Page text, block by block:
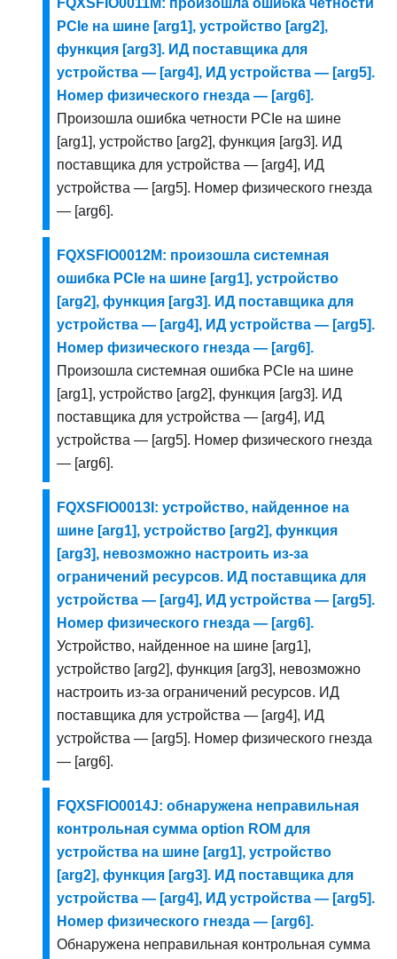
FQXSFIO0011M: произошла ошибка четности
PCIe на шине [arg1], устройство [arg2],
функция [arg3]. ИД поставщика для
устройства — [arg4], ИД устройства — [arg5].
Номер физического гнезда — [arg6].
Произошла ошибка четности PCIe на шине
[arg1], устройство [arg2], функция [arg3]. ИД
поставщика для устройства — [arg4], ИД
устройства — [arg5]. Номер физического гнезда
— [arg6].
FQXSFIO0012M: произошла системная
ошибка PCIe на шине [arg1], устройство
[arg2], функция [arg3]. ИД поставщика для
устройства — [arg4], ИД устройства — [arg5].
Номер физического гнезда — [arg6].
Произошла системная ошибка PCIe на шине
[arg1], устройство [arg2], функция [arg3]. ИД
поставщика для устройства — [arg4], ИД
устройства — [arg5]. Номер физического гнезда
— [arg6].
FQXSFIO0013I: устройство, найденное на
шине [arg1], устройство [arg2], функция
[arg3], невозможно настроить из-за
ограничений ресурсов. ИД поставщика для
устройства — [arg4], ИД устройства — [arg5].
Номер физического гнезда — [arg6].
Устройство, найденное на шине [arg1],
устройство [arg2], функция [arg3], невозможно
настроить из-за ограничений ресурсов. ИД
поставщика для устройства — [arg4], ИД
устройства — [arg5]. Номер физического гнезда
— [arg6].
FQXSFIO0014J: обнаружена неправильная
контрольная сумма option ROM для
устройства на шине [arg1], устройство
[arg2], функция [arg3]. ИД поставщика для
устройства — [arg4], ИД устройства — [arg5].
Номер физического гнезда — [arg6].
Обнаружена неправильная контрольная сумма